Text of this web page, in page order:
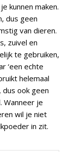
kunnen maken.
dus geen
van dieren.
zuivel en
te gebruiken,
‘een echte
helemaal
ook geen
Wanneer je
wil je niet
in zit.